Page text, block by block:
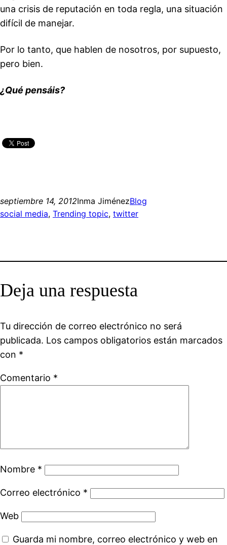
una crisis de reputación en toda regla, una situación
difícil de manejar.
Por lo tanto, que hablen de nosotros, por supuesto,
pero bien.
¿Qué pensáis?
septiembre 14, 2012Inma JiménezBlog
social media, Trending topic, twitter
Deja una respuesta
Tu dirección de correo electrónico no será
publicada. Los campos obligatorios están marcados
con *
Comentario *
Nombre *
Correo electrónico *
Web
Guarda mi nombre, correo electrónico y web en